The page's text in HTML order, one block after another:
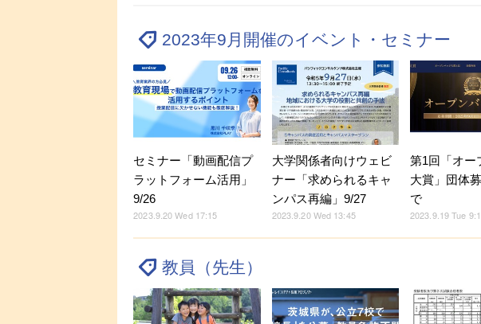
2023年9月開催のイベント・セミナー
セミナー「動画配信プ
ラットフォーム活用」
9/26
2023.9.20 Wed 17:15
大学関係者向けウェビ
ナー「求められるキャ
ンパス再編」9/27
2023.9.20 Wed 13:45
第1回「オー
大賞」団体
で
2023.9.19 Tue
教員（先生）